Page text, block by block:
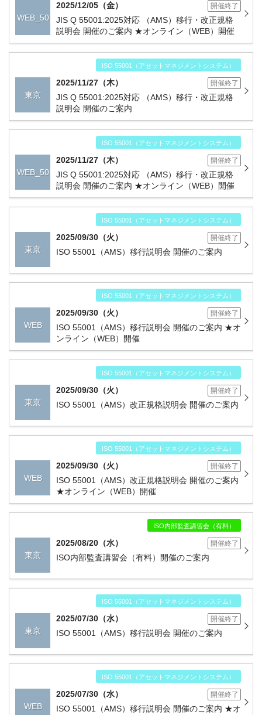
WEB_50
名
2025/12/05（金） 開催終了
JIS Q 55001:2025対応 （AMS）移行・改正規格
説明会 開催のご案内 ★オンライン（WEB）開催
ISO 55001（アセットマネジメントシステム）
東京
2025/11/27（木） 開催終了
JIS Q 55001:2025対応 （AMS）移行・改正規格
説明会 開催のご案内
ISO 55001（アセットマネジメントシステム）
WEB_50
名
2025/11/27（木） 開催終了
JIS Q 55001:2025対応 （AMS）移行・改正規格
説明会 開催のご案内 ★オンライン（WEB）開催
ISO 55001（アセットマネジメントシステム）
東京
2025/09/30（火） 開催終了
ISO 55001（AMS）移行説明会 開催のご案内
ISO 55001（アセットマネジメントシステム）
WEB
2025/09/30（火） 開催終了
ISO 55001（AMS）移行説明会 開催のご案内 ★オ
ンライン（WEB）開催
ISO 55001（アセットマネジメントシステム）
東京
2025/09/30（火） 開催終了
ISO 55001（AMS）改正規格説明会 開催のご案内
ISO 55001（アセットマネジメントシステム）
WEB
2025/09/30（火） 開催終了
ISO 55001（AMS）改正規格説明会 開催のご案内
★オンライン（WEB）開催
ISO内部監査講習会（有料）
東京
2025/08/20（水） 開催終了
ISO内部監査講習会（有料）開催のご案内
ISO 55001（アセットマネジメントシステム）
東京
2025/07/30（水） 開催終了
ISO 55001（AMS）移行説明会 開催のご案内
ISO 55001（アセットマネジメントシステム）
WEB
2025/07/30（水） 開催終了
ISO 55001（AMS）移行説明会 開催のご案内 ★オ